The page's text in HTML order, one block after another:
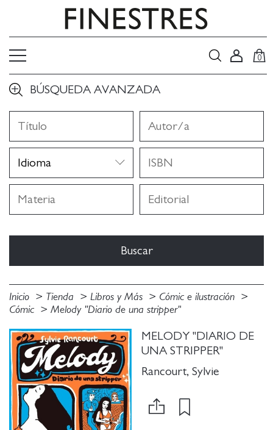
0
BÚSQUEDA AVANZADA
Inicio Tienda Libros y Más
Cómic e ilustración
Cómic
Melody "Diario de una stripper"
MELODY "DIARIO DE
UNA STRIPPER"
Rancourt, Sylvie